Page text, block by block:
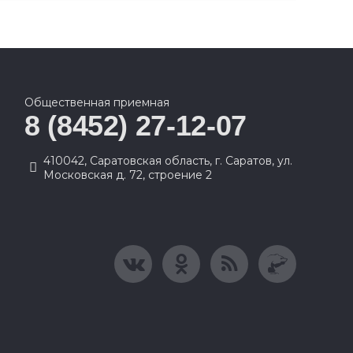
Общественная приемная
8 (8452) 27-12-07
410042, Саратовская область, г. Саратов, ул.
Московская д. 72, строение 2